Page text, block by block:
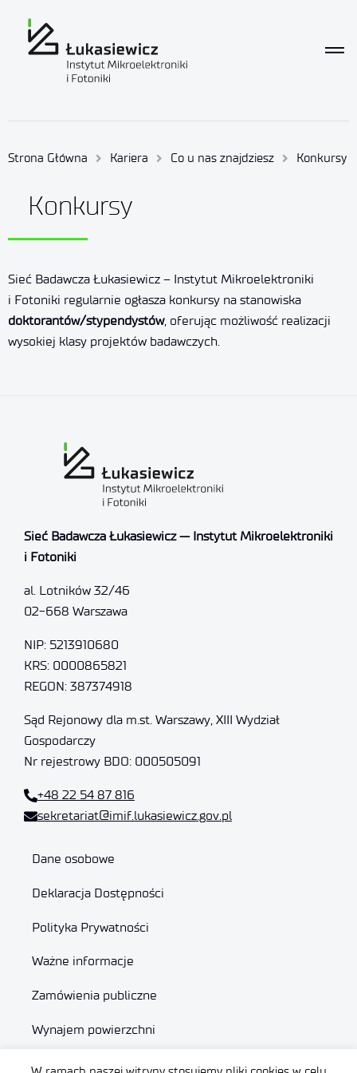
Strona Główna Kariera Co u nas znajdziesz Konkursy
Konkursy
Sieć Badawcza Łukasiewicz – Instytut Mikroelektroniki
i Fotoniki regularnie ogłasza konkursy na stanowiska
doktorantów/stypendystów, oferując możliwość realizacji
wysokiej klasy projektów badawczych.
Sieć Badawcza Łukasiewicz — Instytut Mikroelektroniki
i Fotoniki
al. Lotników 32/46
02-668 Warszawa
NIP: 5213910680
KRS: 0000865821
REGON: 387374918
Sąd Rejonowy dla m.st. Warszawy, XIII Wydział
Gospodarczy
Nr rejestrowy BDO: 000505091
+48 22 54 87 816
sekretariat@imif.lukasiewicz.gov.pl
Dane osobowe
Deklaracja Dostępności
Polityka Prywatności
Ważne informacje
Zamówienia publiczne
Wynajem powierzchni